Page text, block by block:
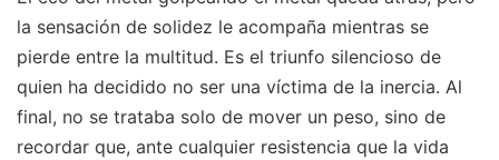
la sensación de solidez le acompaña mientras se
pierde entre la multitud. Es el triunfo silencioso de
quien ha decidido no ser una víctima de la inercia. Al
final, no se trataba solo de mover un peso, sino de
recordar que, ante cualquier resistencia que la vida